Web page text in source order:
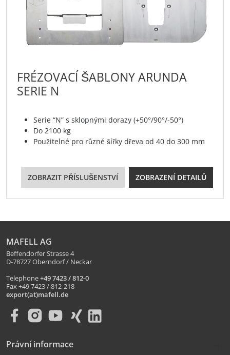
FRÉZOVACÍ ŠABLONY ARUNDA
SERIE N
Serie “N” s sklopnými dorazy (+50°/90°/-50°)
Do 2100 kg
Použitelné pro různé šířky dřeva od 40 do 300 mm
ZOBRAZIT PŘÍSLUŠENSTVÍ ZOBRAZENÍ DETAILŮ
MAFELL AG
Beffendorfer Strasse 4
D-78727 Oberndorf / Neckar
Telephone+49 7423 / 812-0
Fax +49 7423 / 812-218
export(at)mafell.de
Právní informace